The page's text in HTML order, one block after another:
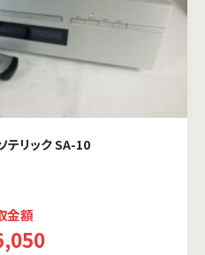
テリック SA-10
金額